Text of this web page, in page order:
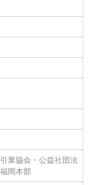
業協会・公益社団法
岡本部